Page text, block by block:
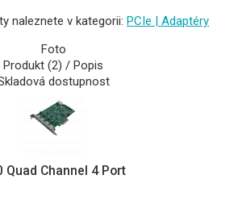
naleznete v kategorii: PCIe | Adaptéry
Foto
Produkt (2) / Popis
dostupnost
Quad Channel 4 Port